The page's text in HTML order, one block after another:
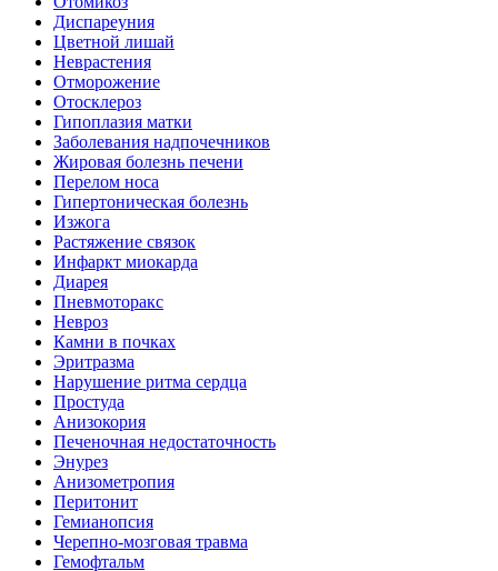
Диспареуния
Цветной лишай
Неврастения
Отморожение
Отосклероз
Гипоплазия матки
Заболевания надпочечников
Жировая болезнь печени
Перелом носа
Гипертоническая болезнь
Изжога
Растяжение связок
Инфаркт миокарда
Диарея
Пневмоторакс
Невроз
Камни в почках
Эритразма
Нарушение ритма сердца
Простуда
Анизокория
Печеночная недостаточность
Энурез
Анизометропия
Перитонит
Гемианопсия
Черепно-мозговая травма
Гемофтальм